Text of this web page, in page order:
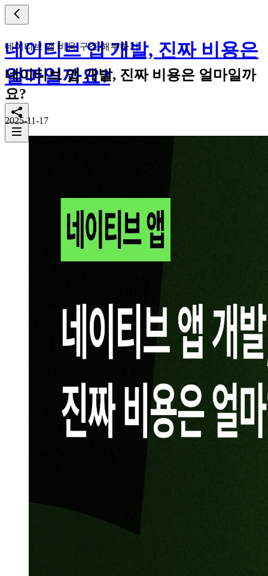
네이티브 앱 개발, 진짜 비용은
얼마일까요?
네이티브 앱 비용 구조 해부하기
네이티브 앱 개발, 진짜 비용은 얼마일까
요?
2025-11-17